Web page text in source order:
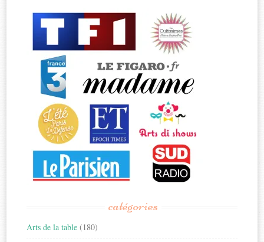
catégories
Arts de la table (180)